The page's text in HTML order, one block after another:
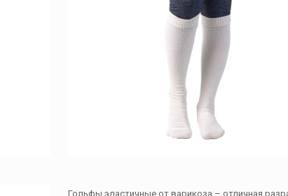
Гольфы эластичные от варикоза – отличная